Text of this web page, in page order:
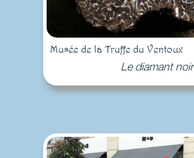
Musée de la Truffe du Ventoux
Le diamant noir